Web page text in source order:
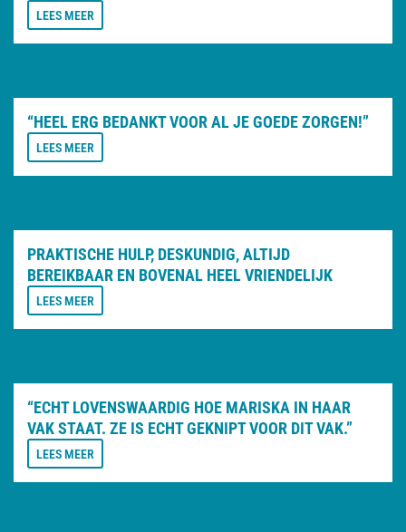
LEES MEER
“HEEL ERG BEDANKT VOOR AL JE GOEDE ZORGEN!”
LEES MEER
PRAKTISCHE HULP, DESKUNDIG, ALTIJD
BEREIKBAAR EN BOVENAL HEEL VRIENDELIJK
LEES MEER
“ECHT LOVENSWAARDIG HOE MARISKA IN HAAR
VAK STAAT. ZE IS ECHT GEKNIPT VOOR DIT VAK.”
LEES MEER